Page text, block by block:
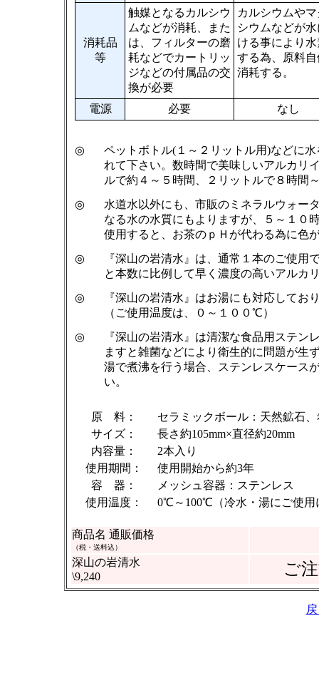
消耗品
等
触媒となるカルシウ
ムなどが消耗、また
は、フィルターの磨
耗などでカートリッ
ジなどの付属品の交
換が必要
カルシウムや
シウムなどが
ける事により
する為、原料
消耗する。
電源 必要 なし
◎
ペットボトル(１～２リットル用)などに
れて下さい。数時間で美味しいアルカリ
ルで約４～５時間、２リットルで８時間
◎
水道水以外にも、市販のミネラルウォー
なる水の水質にもよりますが、５～１０
使用すると、お茶のｐＨが代わる為に色
◎
『深山の岩清水』は、通常１本のご使
と本数に比例して早く濃度の高いアルカ
◎
『深山の岩清水』はお湯にも対応して
（ご使用温度は、０～１００℃）
◎
『深山の岩清水』は清潔な食品用ステ
ますと雑菌などにより衛生的に問題が生
湯で煮沸を行う場合、ステンレスケース
い。
原 料：
セラミックボール：天然鉱石
サイズ：
長さ約105mm×直径約20mm
内容量：
2本入り
使用期間：
使用開始から約3年
容 器：
メッシュ容器：ステンレス
使用温度：
0℃～100℃（冷水・湯にご使用
商品名 通販価格
（税・送料込）
深山の岩清水
\9,240
ご